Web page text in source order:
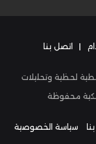
| اتصل بنا
لحظية وتحليلات
محفوظة
سياسة الخصوصية